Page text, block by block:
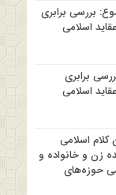
بررسی برابری
اسلامی
برابری
اسلامی
اسلامی
زن و خانواده و
حوزه‌های